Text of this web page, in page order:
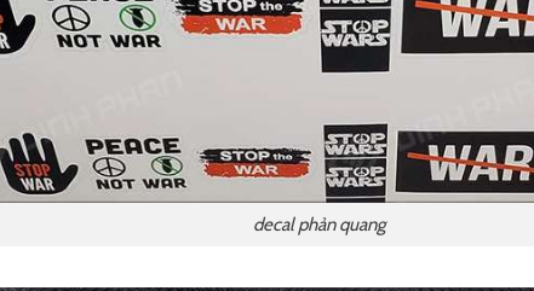
decal phản quang